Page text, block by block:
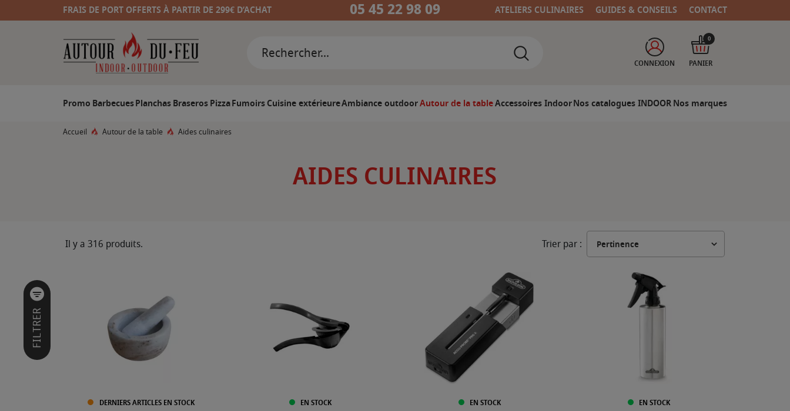
FRAIS DE PORT OFFERTS À PARTIR DE 299€ D’ACHAT 05 45 22 98 09 ATELIERS CULINAIRES GUIDES & CONSEILS CONTACT
CONNEXION PANIER
0
Promo BarbecuesPlanchasBraserosPizzaFumoirsCuisine extérieureAmbiance outdoorAutour de la tableAccessoires IndoorNos catalogues INDOORNos marques
Accueil Autour de la table Aides culinaires
AIDES CULINAIRES
FILTRER
Il y a 316 produits. Trier par :
DERNIERS ARTICLES EN STOCK EN STOCK EN STOCK EN STOCK